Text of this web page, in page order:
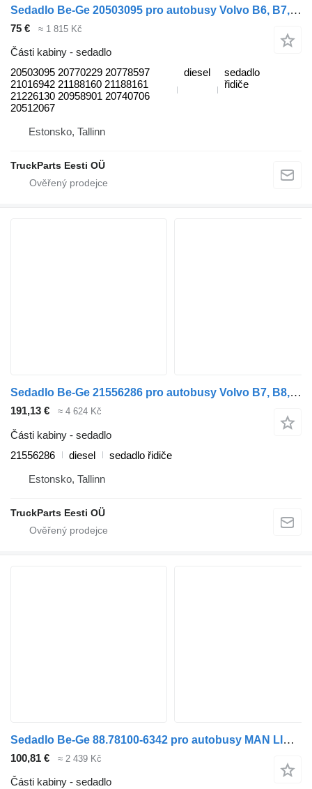
Sedadlo Be-Ge 20503095 pro autobusy Volvo B6, B7, B9, B10, B12 (1978-2011)
75 € ≈ 1 815 Kč
Části kabiny - sedadlo
20503095 20770229 20778597
21016942 21188160 21188161
21226130 20958901 20740706
20512067
diesel
sedadlo
řidiče
Estonsko, Tallinn
TruckParts Eesti OÜ
Sedadlo Be-Ge 21556286 pro autobusy Volvo B7, B8, B9, B12 (2005-)
191,13 € ≈ 4 624 Kč
Části kabiny - sedadlo
21556286
diesel
sedadlo řidiče
Estonsko, Tallinn
TruckParts Eesti OÜ
Sedadlo Be-Ge 88.78100-6342 pro autobusy MAN LIONS CITY (01.04-)
100,81 € ≈ 2 439 Kč
Části kabiny - sedadlo